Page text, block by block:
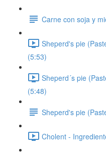
Carne con soja y
Sheperd's pie
(5:53)
Sheperd´s pie
(5:48)
Sheperd's pie
Cholent -